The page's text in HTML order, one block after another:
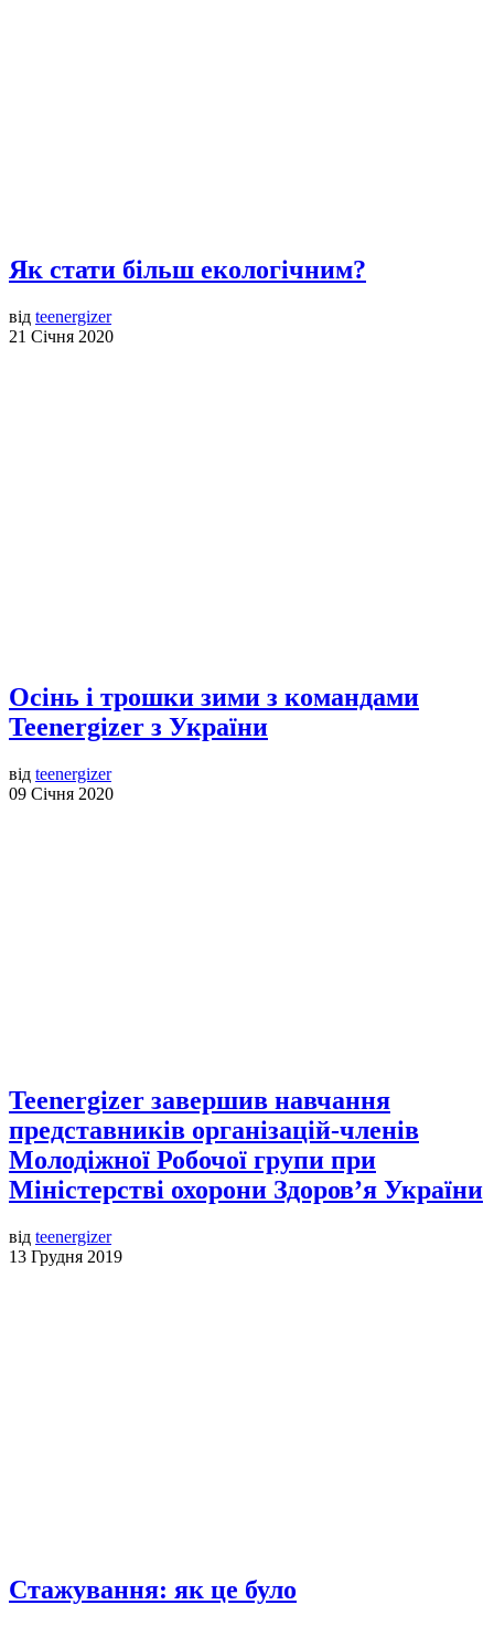
Як стати більш екологічним?
від teenergizer
21 Січня 2020
Осінь і трошки зими з командами
Teenergizer з України
від teenergizer
09 Січня 2020
Teenergizer завершив навчання
представників організацій-членів
Молодіжної Робочої групи при
Міністерстві охорони Здоров’я України
від teenergizer
13 Грудня 2019
Стажування: як це було